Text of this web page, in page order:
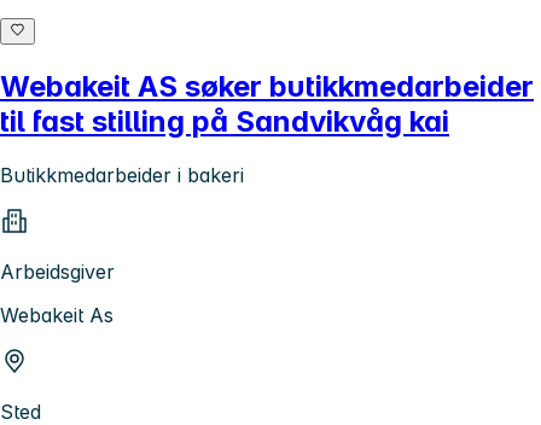
Webakeit AS søker butikkmedarbeider
til fast stilling på Sandvikvåg kai
Butikkmedarbeider i bakeri
Arbeidsgiver
Webakeit As
Sted